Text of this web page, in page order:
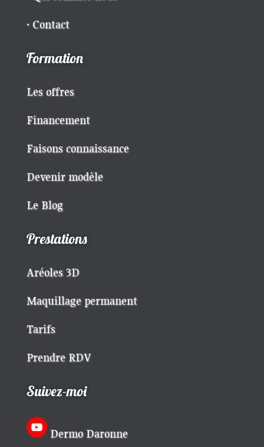
· Contact
Formation
Les offres
Financement
Faisons connaissance
Devenir modèle
Le Blog
Prestations
Aréoles 3D
Maquillage permanent
Tarifs
Prendre RDV
Suivez-moi
Dermo Daronne